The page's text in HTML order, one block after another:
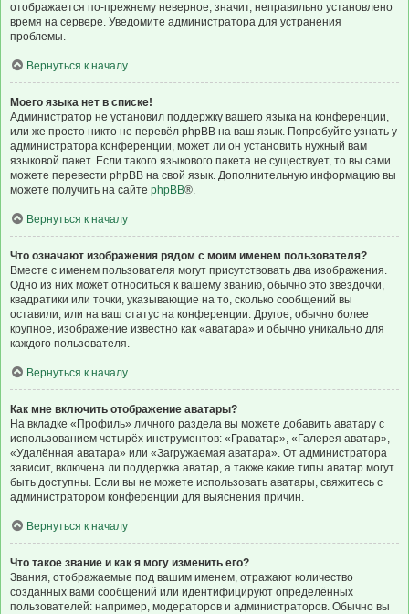
отображается по-прежнему неверное, значит, неправильно установлено
время на сервере. Уведомите администратора для устранения
проблемы.
Вернуться к началу
Моего языка нет в списке!
Администратор не установил поддержку вашего языка на конференции,
или же просто никто не перевёл phpBB на ваш язык. Попробуйте узнать у
администратора конференции, может ли он установить нужный вам
языковой пакет. Если такого языкового пакета не существует, то вы сами
можете перевести phpBB на свой язык. Дополнительную информацию вы
можете получить на сайте phpBB®.
Вернуться к началу
Что означают изображения рядом с моим именем пользователя?
Вместе с именем пользователя могут присутствовать два изображения.
Одно из них может относиться к вашему званию, обычно это звёздочки,
квадратики или точки, указывающие на то, сколько сообщений вы
оставили, или на ваш статус на конференции. Другое, обычно более
крупное, изображение известно как «аватара» и обычно уникально для
каждого пользователя.
Вернуться к началу
Как мне включить отображение аватары?
На вкладке «Профиль» личного раздела вы можете добавить аватару с
использованием четырёх инструментов: «Граватар», «Галерея аватар»,
«Удалённая аватара» или «Загружаемая аватара». От администратора
зависит, включена ли поддержка аватар, а также какие типы аватар могут
быть доступны. Если вы не можете использовать аватары, свяжитесь с
администратором конференции для выяснения причин.
Вернуться к началу
Что такое звание и как я могу изменить его?
Звания, отображаемые под вашим именем, отражают количество
созданных вами сообщений или идентифицируют определённых
пользователей: например, модераторов и администраторов. Обычно вы